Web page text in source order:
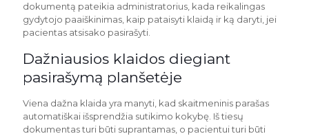
dokumentą pateikia administratorius, kada reikalingas
gydytojo paaiškinimas, kaip pataisyti klaidą ir ką daryti, jei
pacientas atsisako pasirašyti.
Dažniausios klaidos diegiant
pasirašymą planšetėje
Viena dažna klaida yra manyti, kad skaitmeninis parašas
automatiškai išsprendžia sutikimo kokybę. Iš tiesų
dokumentas turi būti suprantamas, o pacientui turi būti